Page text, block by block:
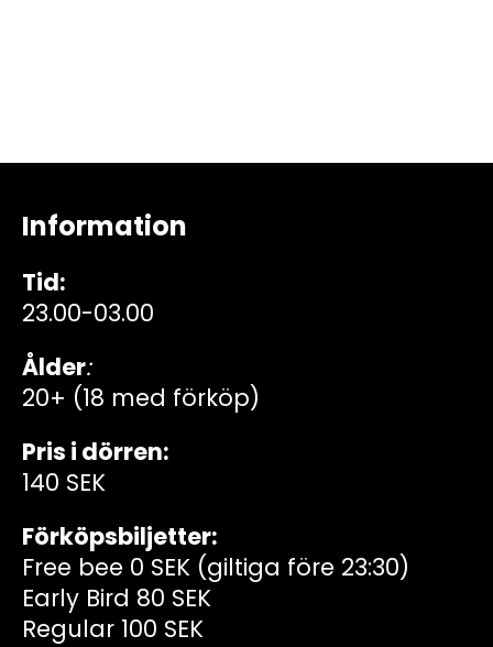
Information
Tid:
23.00-03.00
Ålder:
20+ (18 med förköp)
Pris i dörren:
140 SEK
Förköpsbiljetter:
Free bee 0 SEK (giltiga före 23:30)
Early Bird 80 SEK
Regular 100 SEK